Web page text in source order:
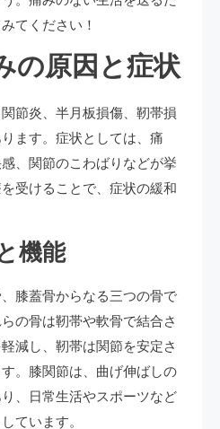
てください！
の原因と症状
節炎、半月板損傷、靭帯損
ます。症状としては、痛
、関節のこわばりなどが挙
受けることで、症状の緩和
機能
膝蓋骨からなる三つの骨で
の骨は靭帯や軟骨で結合さ
減し、靭帯は関節を安定さ
。膝関節は、曲げ伸ばしの
、日常生活やスポーツなど
ています。